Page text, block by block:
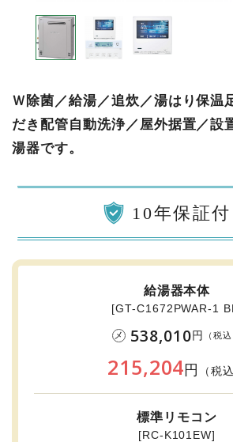
Ｗ除菌／給湯／追炊／湯はり保温
だき配管自動洗浄／屋外据置／設
湯器です。
10年保証付
給湯器本体
[GT-C1672PWAR-1
メ 538,010円 （税込
215,204円 （税
標準リモコン
[RC-K101EW]